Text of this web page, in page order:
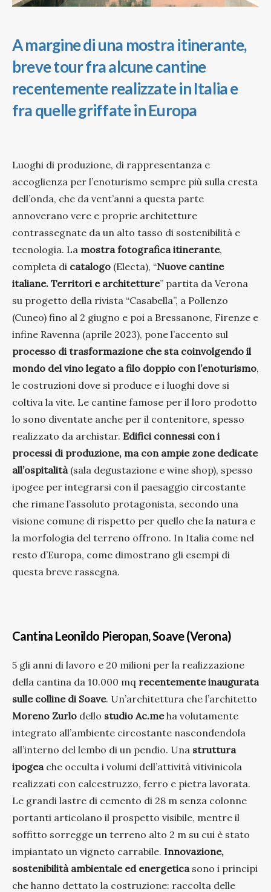
A margine di una mostra itinerante,
breve tour fra alcune cantine
recentemente realizzate in Italia e
fra quelle griffate in Europa
Luoghi di produzione, di rappresentanza e
accoglienza per l’enoturismo sempre più sulla cresta
dell’onda, che da vent’anni a questa parte
annoverano vere e proprie architetture
contrassegnate da un alto tasso di sostenibilità e
tecnologia. La mostra fotografica itinerante,
completa di catalogo (Electa), “Nuove cantine
italiane. Territori e architetture” partita da Verona
su progetto della rivista “Casabella”, a Pollenzo
(Cuneo) fino al 2 giugno e poi a Bressanone, Firenze e
infine Ravenna (aprile 2023), pone l’accento sul
processo di trasformazione che sta coinvolgendo il
mondo del vino legato a filo doppio con l’enoturismo,
le costruzioni dove si produce e i luoghi dove si
coltiva la vite. Le cantine famose per il loro prodotto
lo sono diventate anche per il contenitore, spesso
realizzato da archistar. Edifici connessi con i
processi di produzione, ma con ampie zone dedicate
all’ospitalità (sala degustazione e wine shop), spesso
ipogee per integrarsi con il paesaggio circostante
che rimane l’assoluto protagonista, secondo una
visione comune di rispetto per quello che la natura e
la morfologia del terreno offrono. In Italia come nel
resto d’Europa, come dimostrano gli esempi di
questa breve rassegna.
Cantina Leonildo Pieropan, Soave (Verona)
5 gli anni di lavoro e 20 milioni per la realizzazione
della cantina da 10.000 mq recentemente inaugurata
sulle colline di Soave. Un’architettura che l’architetto
Moreno Zurlo dello studio Ac.meha volutamente
integrato all’ambiente circostante nascondendola
all’interno del lembo di un pendio. Una struttura
ipogea che occulta i volumi dell’attività vitivinicola
realizzati con calcestruzzo, ferro e pietra lavorata.
Le grandi lastre di cemento di 28 m senza colonne
portanti articolano il prospetto visibile, mentre il
soffitto sorregge un terreno alto 2 m su cui è stato
impiantato un vigneto carrabile. Innovazione,
sostenibilità ambientale ed energetica sono i principi
che hanno dettato la costruzione: raccolta delle